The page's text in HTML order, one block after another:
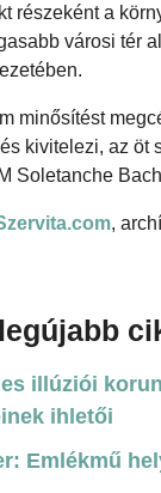
részeként a
városi tér
minősítést
kivitelezi, az öt
Soletanche
,
illúziói
ihletői
Emlékmű